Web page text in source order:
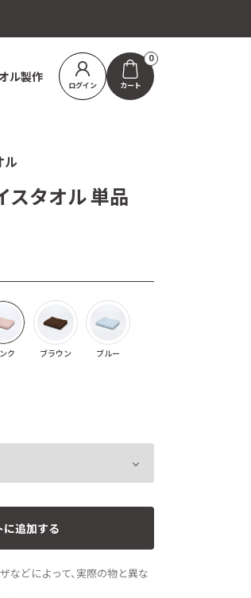
ル製作
ログイン
0
カート
ル
タオル 単品
ク ブラウン ブルー
に追加する
どによって、実際の物と異な